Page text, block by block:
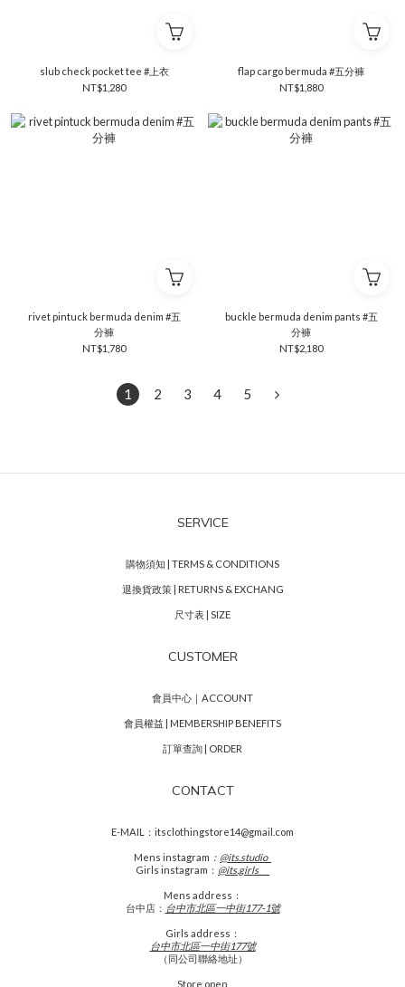
slub check pocket tee #上衣
NT$1,280
flap cargo bermuda #五分褲
NT$1,880
rivet pintuck bermuda denim #五
分褲
NT$1,780
buckle bermuda denim pants #五
分褲
NT$2,180
1 2 3 4 5
SERVICE
購物須知 | TERMS & CONDITIONS
退換貨政策 | RETURNS & EXCHANG
尺寸表 | SIZE
CUSTOMER
會員中心｜ACCOUNT
會員權益 | MEMBERSHIP BENEFITS
訂單查詢 | ORDER
CONTACT
E-MAIL：itsclothingstore14@gmail.com
Mens instagram ： @its.studio_
Girls instagram： @its.girls___
Mens address：
台中店： 台中市北區一中街177-1號
Girls address：
台中市北區一中街177號
（同公司聯絡地址）
Store open